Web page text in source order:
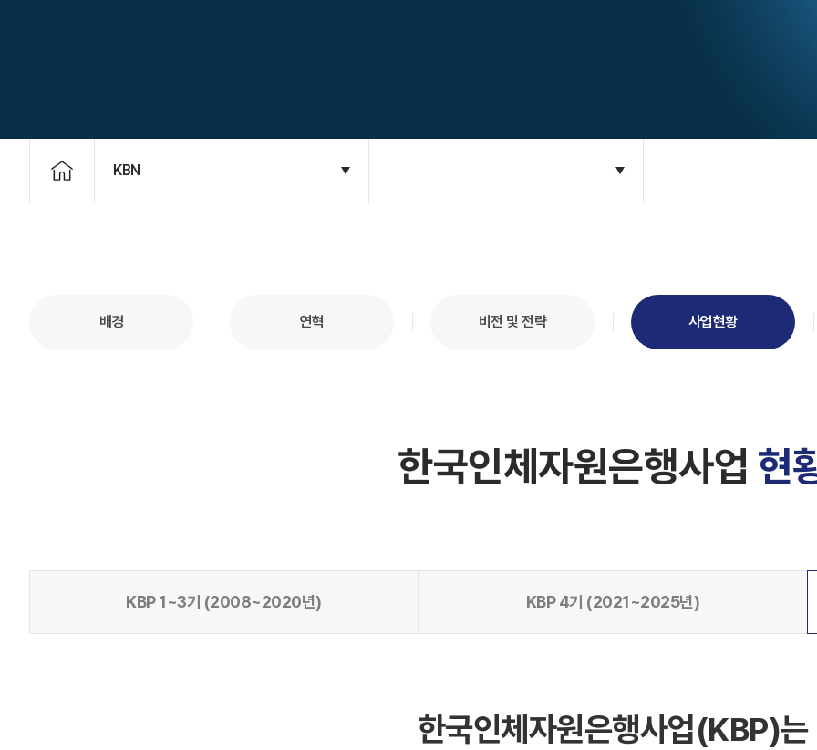
KBN
배경 연혁 비전 및 전략 사업현황
한국인체자원은행사업 현
KBP 1~3기 (2008~2020년) KBP 4기 (2021~2025년)
한국인체자원은행사업(KBP)는